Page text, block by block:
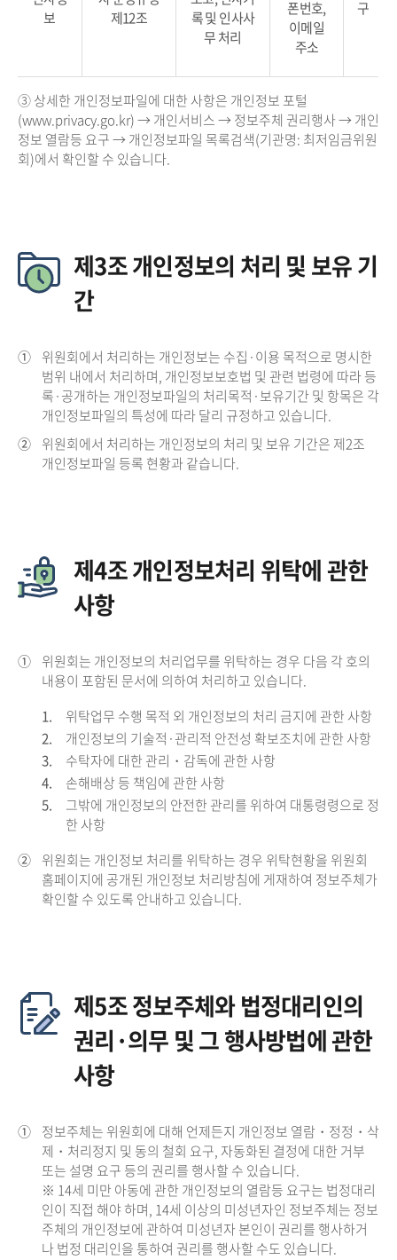
보
제12조
록 및 인사사
무 처리
폰번호,
이메일
주소
구
③ 상세한 개인정보파일에 대한 사항은 개인정보 포털
(www.privacy.go.kr) → 개인서비스 → 정보주체 권리행사 → 개인
정보 열람등 요구 → 개인정보파일 목록검색(기관명: 최저임금위원
회)에서 확인할 수 있습니다.
제3조 개인정보의 처리 및 보유 기
간
① 위원회에서 처리하는 개인정보는 수집·이용 목적으로 명시한
범위 내에서 처리하며, 개인정보보호법 및 관련 법령에 따라 등
록·공개하는 개인정보파일의 처리목적·보유기간 및 항목은 각
개인정보파일의 특성에 따라 달리 규정하고 있습니다.
② 위원회에서 처리하는 개인정보의 처리 및 보유 기간은 제2조
개인정보파일 등록 현황과 같습니다.
제4조 개인정보처리 위탁에 관한
사항
① 위원회는 개인정보의 처리업무를 위탁하는 경우 다음 각 호의
내용이 포함된 문서에 의하여 처리하고 있습니다.
1.
위탁업무 수행 목적 외 개인정보의 처리 금지에 관한 사항
2.
개인정보의 기술적·관리적 안전성 확보조치에 관한 사항
3.
수탁자에 대한 관리・감독에 관한 사항
4.
손해배상 등 책임에 관한 사항
5.
그밖에 개인정보의 안전한 관리를 위하여 대통령령으로 정
한 사항
② 위원회는 개인정보 처리를 위탁하는 경우 위탁현황을 위원회
홈페이지에 공개된 개인정보 처리방침에 게재하여 정보주체가
확인할 수 있도록 안내하고 있습니다.
제5조 정보주체와 법정대리인의
권리·의무 및 그 행사방법에 관한
사항
① 정보주체는 위원회에 대해 언제든지 개인정보 열람・정정・삭
제・처리정지 및 동의 철회 요구, 자동화된 결정에 대한 거부
또는 설명 요구 등의 권리를 행사할 수 있습니다.
※ 14세 미만 아동에 관한 개인정보의 열람등 요구는 법정대리
인이 직접 해야 하며, 14세 이상의 미성년자인 정보주체는 정보
주체의 개인정보에 관하여 미성년자 본인이 권리를 행사하거
나 법정 대리인을 통하여 권리를 행사할 수도 있습니다.